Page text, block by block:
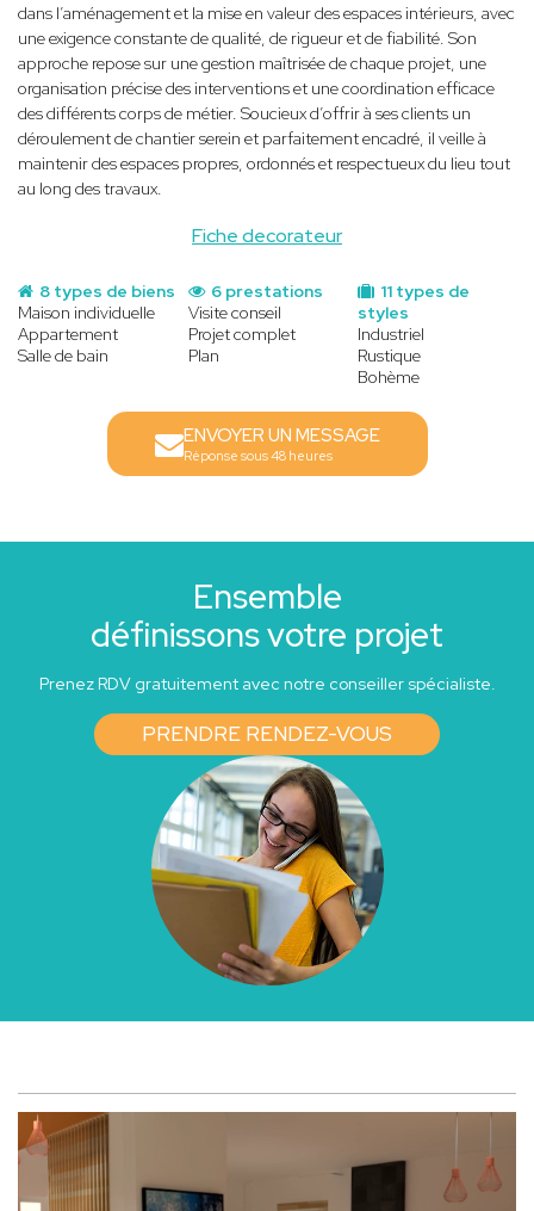
Fiche decorateur
dans l’aménagement et la mise en valeur des espaces intérieurs, avec
une exigence constante de qualité, de rigueur et de fiabilité. Son
approche repose sur une gestion maîtrisée de chaque projet, une
organisation précise des interventions et une coordination efficace
des différents corps de métier. Soucieux d’offrir à ses clients un
déroulement de chantier serein et parfaitement encadré, il veille à
maintenir des espaces propres, ordonnés et respectueux du lieu tout
au long des travaux.
8 types de biens
Maison individuelle
Appartement
Salle de bain
11 types de
styles
Industriel
Rustique
Bohème
6 prestations
Visite conseil
Projet complet
Plan
ENVOYER UN MESSAGE
Réponse sous 48 heures
Ensemble
définissons votre projet
Prenez RDV gratuitement avec notre conseiller spécialiste.
PRENDRE RENDEZ-VOUS